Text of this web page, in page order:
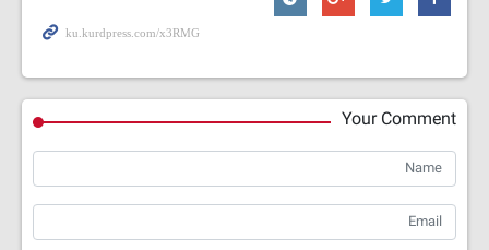
Your Comment